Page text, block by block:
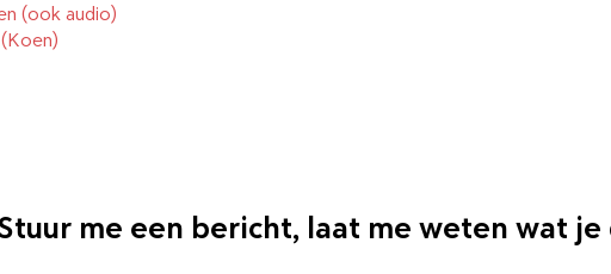
(ook audio)
(Koen)
me een bericht, laat me weten wat